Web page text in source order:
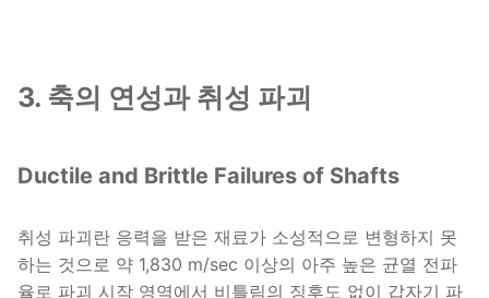
3. 축의 연성과 취성 파괴
Ductile and Brittle Failures of Shafts
취성 파괴란 응력을 받은 재료가 소성적으로 변형하지 못
하는 것으로 약 1,830 m/sec 이상의 아주 높은 균열 전파
율로 파괴 시작 영역에서 비틀림의 징후도 없이 갑자기 파